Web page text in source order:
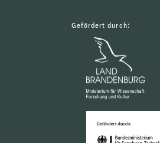
Gefördert durch: